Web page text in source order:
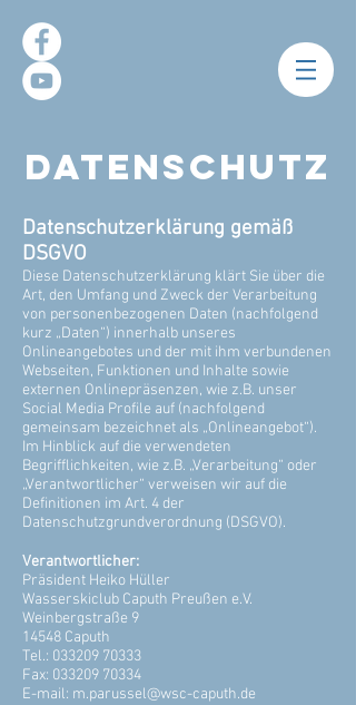
Datenschutz
Datenschutzerklärung gemäß
DSGVO
Diese Datenschutzerklärung klärt Sie über die
Art, den Umfang und Zweck der Verarbeitung
von personenbezogenen Daten (nachfolgend
kurz „Daten“) innerhalb unseres
Onlineangebotes und der mit ihm verbundenen
Webseiten, Funktionen und Inhalte sowie
externen Onlinepräsenzen, wie z.B. unser
Social Media Profile auf (nachfolgend
gemeinsam bezeichnet als „Onlineangebot“).
Im Hinblick auf die verwendeten
Begrifflichkeiten, wie z.B. „Verarbeitung“ oder
„Verantwortlicher“ verweisen wir auf die
Definitionen im Art. 4 der
Datenschutzgrundverordnung (DSGVO).
Verantwortlicher:
Präsident Heiko Hüller
Wasserskiclub Caputh Preußen e.V.
Weinbergstraße 9
14548 Caputh
Tel.: 033209 70333
Fax: 033209 70334
E-mail: m.parussel@wsc-caputh.de